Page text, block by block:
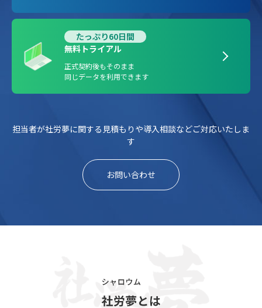
たっぷり60日間
無料トライアル
正式契約後もそのまま
同じデータを利用できます
担当者が社労夢に関する見積もりや導入相談などご対応いたしま
す
お問い合わせ